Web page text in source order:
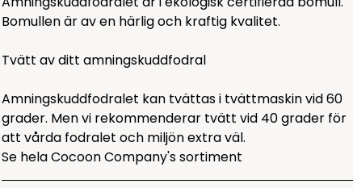
Bomullen är av en härlig och kraftig kvalitet.
Tvätt av ditt amningskuddfodral
Amningskuddfodralet kan tvättas i tvättmaskin vid 60
grader. Men vi rekommenderar tvätt vid 40 grader för
att vårda fodralet och miljön extra väl.
Se helaCocoon Company's sortiment